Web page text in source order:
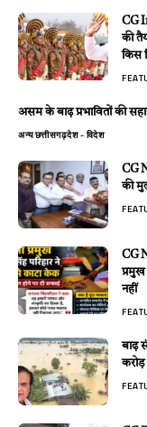
CG
की
किस
असम के बाढ़ प्रभावितों की
अन्यछत्तीसगढ़देश - विदेश
CG
की
CG
नहीं
बाढ़
करोड़